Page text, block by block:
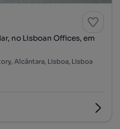
no Lisboan Offices, em
Alcântara, Lisboa, Lisboa